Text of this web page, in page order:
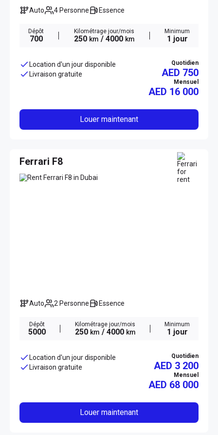
Auto 4 Personne Essence
Dépôt
700
Kilométrage jour/mois
250 km / 4000 km
Minimum
1 jour
Location d'un jour disponible
Livraison gratuite
Quotidien
AED 750
Mensuel
AED 16 000
Louer maintenant
Ferrari F8
Auto 2 Personne Essence
Dépôt
5000
Kilométrage jour/mois
250 km / 4000 km
Minimum
1 jour
Location d'un jour disponible
Livraison gratuite
Quotidien
AED 3 200
Mensuel
AED 68 000
Louer maintenant